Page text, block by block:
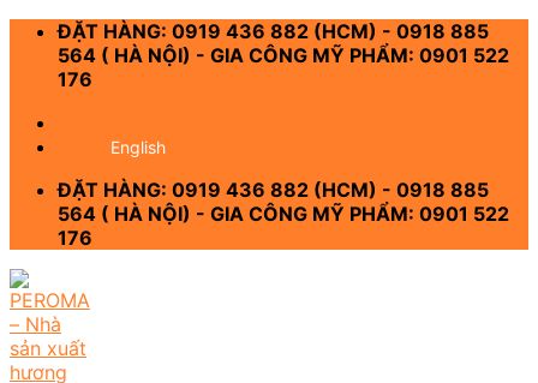
Skip
content
ĐẶT HÀNG: 0919 436 882 (HCM) - 0918 885
564 ( HÀ NỘI) - GIA CÔNG MỸ PHẨM: 0901 522
176
English
ĐẶT HÀNG: 0919 436 882 (HCM) - 0918 885
564 ( HÀ NỘI) - GIA CÔNG MỸ PHẨM: 0901 522
176